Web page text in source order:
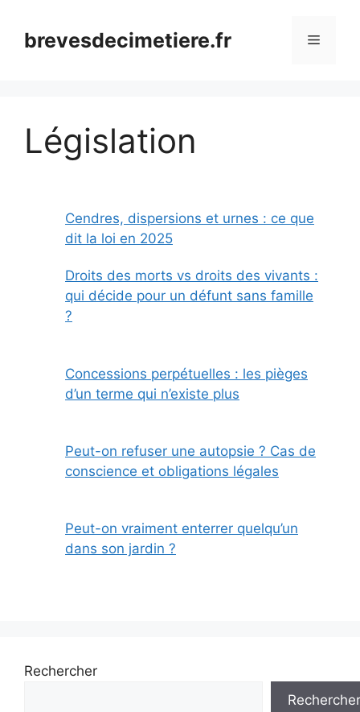
contenubrevesdecimetiere.fr Menu
Législation
Cendres, dispersions et urnes : ce que
dit la loi en 2025
Droits des morts vs droits des vivants :
qui décide pour un défunt sans famille
?
Concessions perpétuelles : les pièges
d’un terme qui n’existe plus
Peut-on refuser une autopsie ? Cas de
conscience et obligations légales
Peut-on vraiment enterrer quelqu’un
dans son jardin ?
Rechercher
Rechercher